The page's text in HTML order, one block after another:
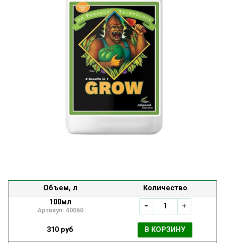
Объем, л
Количество
100мл
Артикул: 40060
310 руб В КОРЗИНУ